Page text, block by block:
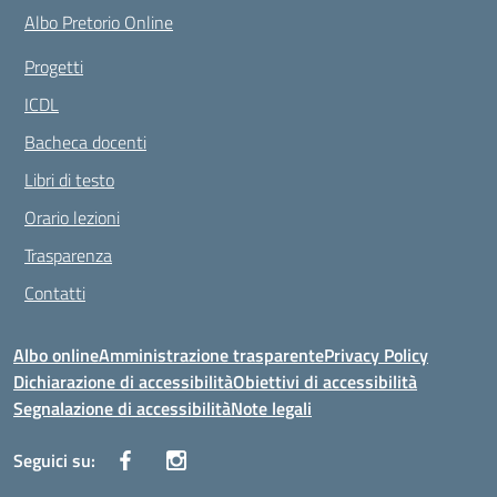
Albo Pretorio Online
Progetti
ICDL
Bacheca docenti
Libri di testo
Orario lezioni
Trasparenza
Contatti
Albo onlineAmministrazione trasparentePrivacy Policy
Dichiarazione di accessibilitàObiettivi di accessibilità
Segnalazione di accessibilitàNote legali
Seguici su: